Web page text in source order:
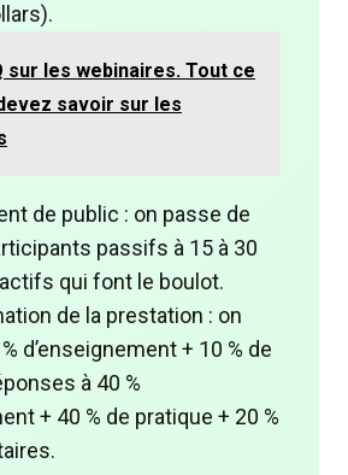
sur les webinaires. Tout ce
savoir sur les
de public : on passe de
passifs à 15 à 30
qui font le boulot.
de la prestation : on
d’enseignement + 10 % de
à 40 %
+ 40 % de pratique + 20 %